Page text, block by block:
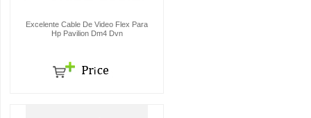
Excelente Cable De Video Flex Para
Hp Pavilion Dm4 Dvn